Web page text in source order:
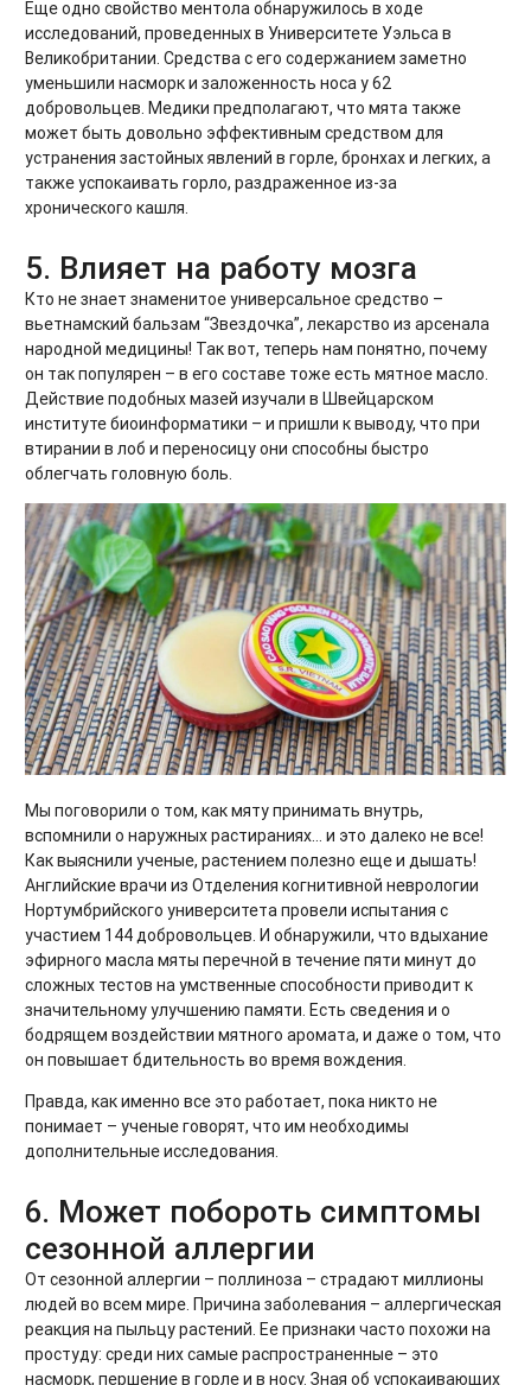
Еще одно свойство ментола обнаружилось в ходе
исследований, проведенных в Университете Уэльса в
Великобритании. Средства с его содержанием заметно
уменьшили насморк и заложенность носа у 62
добровольцев. Медики предполагают, что мята также
может быть довольно эффективным средством для
устранения застойных явлений в горле, бронхах и легких, а
также успокаивать горло, раздраженное из-за
хронического кашля.
5. Влияет на работу мозга
Кто не знает знаменитое универсальное средство –
вьетнамский бальзам “Звездочка”, лекарство из арсенала
народной медицины! Так вот, теперь нам понятно, почему
он так популярен – в его составе тоже есть мятное масло.
Действие подобных мазей изучали в Швейцарском
институте биоинформатики – и пришли к выводу, что при
втирании в лоб и переносицу они способны быстро
облегчать головную боль.
Мы поговорили о том, как мяту принимать внутрь,
вспомнили о наружных растираниях… и это далеко не все!
Как выяснили ученые, растением полезно еще и дышать!
Английские врачи из Отделения когнитивной неврологии
Нортумбрийского университета провели испытания с
участием 144 добровольцев. И обнаружили, что вдыхание
эфирного масла мяты перечной в течение пяти минут до
сложных тестов на умственные способности приводит к
значительному улучшению памяти. Есть сведения и о
бодрящем воздействии мятного аромата, и даже о том, что
он повышает бдительность во время вождения.
Правда, как именно все это работает, пока никто не
понимает – ученые говорят, что им необходимы
дополнительные исследования.
6. Может побороть симптомы
сезонной аллергии
От сезонной аллергии – поллиноза – страдают миллионы
людей во всем мире. Причина заболевания – аллергическая
реакция на пыльцу растений. Ее признаки часто похожи на
простуду: среди них самые распространенные – это
насморк, першение в горле и в носу. Зная об успокаивающих